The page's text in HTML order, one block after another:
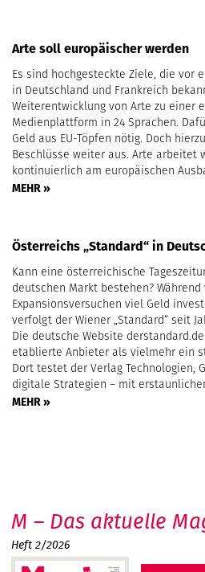
Arte soll europäischer werden
Es sind hochgesteckte Ziele, die vor
in Deutschland und Frankreich
Weiterentwicklung von Arte zu einer
Medienplattform in 24 Sprachen.
Geld aus EU-Töpfen nötig. Doch
Beschlüsse weiter aus. Arte arbeitet
kontinuierlich am europäischen
MEHR »
Österreichs „Standard“ in
Kann eine österreichische
deutschen Markt bestehen?
Expansionsversuchen viel Geld
verfolgt der Wiener „Standard“ seit
Die deutsche Website
etablierte Anbieter als vielmehr ein
Dort testet der Verlag Technologien,
digitale Strategien – mit
MEHR »
M – Das aktuelle
Heft 2/2026